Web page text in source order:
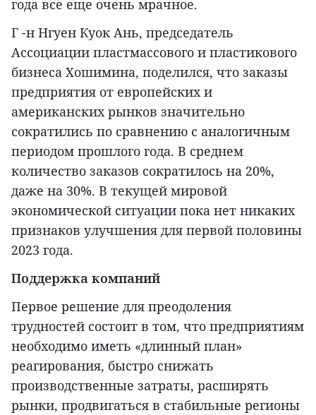
года все еще очень мрачное.
Г -н Нгуен Куок Ань, председатель
Ассоциации пластмассового и пластикового
бизнеса Хошимина, поделился, что заказы
предприятия от европейских и
американских рынков значительно
сократились по сравнению с аналогичным
периодом прошлого года. В среднем
количество заказов сократилось на 20%,
даже на 30%. В текущей мировой
экономической ситуации пока нет никаких
признаков улучшения для первой половины
2023 года.
Поддержка компаний
Первое решение для преодоления
трудностей состоит в том, что предприятиям
необходимо иметь «длинный план»
реагирования, быстро снижать
производственные затраты, расширять
рынки, продвигаться в стабильные регионы